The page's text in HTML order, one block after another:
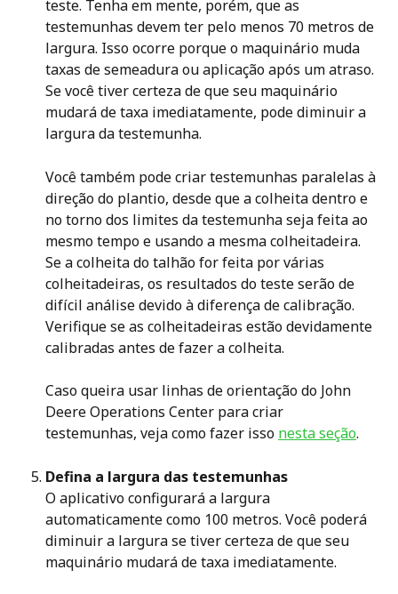
teste. Tenha em mente, porém, que as
testemunhas devem ter pelo menos 70 metros de
largura. Isso ocorre porque o maquinário muda
taxas de semeadura ou aplicação após um atraso.
Se você tiver certeza de que seu maquinário
mudará de taxa imediatamente, pode diminuir a
largura da testemunha.
Você também pode criar testemunhas paralelas à
direção do plantio, desde que a colheita dentro e
no torno dos limites da testemunha seja feita ao
mesmo tempo e usando a mesma colheitadeira.
Se a colheita do talhão for feita por várias
colheitadeiras, os resultados do teste serão de
difícil análise devido à diferença de calibração.
Verifique se as colheitadeiras estão devidamente
calibradas antes de fazer a colheita.
Caso queira usar linhas de orientação do John
Deere Operations Center para criar
testemunhas, veja como fazer isso nesta seção.
Defina a largura das testemunhas
O aplicativo configurará a largura
automaticamente como 100 metros. Você poderá
diminuir a largura se tiver certeza de que seu
maquinário mudará de taxa imediatamente.